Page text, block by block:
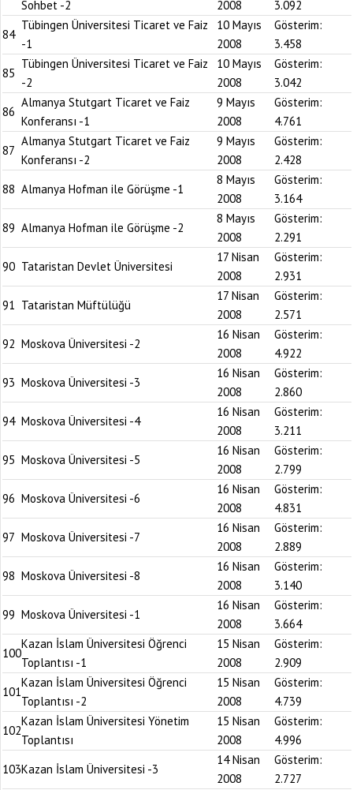
Sohbet -2 2008
3.092
84
Tübingen Üniversitesi Ticaret ve Faiz
-1
10 Mayıs
2008
Gösterim:
3.458
85
Tübingen Üniversitesi Ticaret ve Faiz
-2
10 Mayıs
2008
Gösterim:
3.042
86
Almanya Stutgart Ticaret ve Faiz
Konferansı -1
9 Mayıs
2008
Gösterim:
4.761
87
Almanya Stutgart Ticaret ve Faiz
Konferansı -2
9 Mayıs
2008
Gösterim:
2.428
88 Almanya Hofman ile Görüşme -1
8 Mayıs
2008
Gösterim:
3.164
89 Almanya Hofman ile Görüşme -2
8 Mayıs
2008
Gösterim:
2.291
90 Tataristan Devlet Üniversitesi
17 Nisan
2008
Gösterim:
2.931
91 Tataristan Müftülüğü
17 Nisan
2008
Gösterim:
2.571
92 Moskova Üniversitesi -2
16 Nisan
2008
Gösterim:
4.922
93 Moskova Üniversitesi -3
16 Nisan
2008
Gösterim:
2.860
94 Moskova Üniversitesi -4
16 Nisan
2008
Gösterim:
3.211
95 Moskova Üniversitesi -5
16 Nisan
2008
Gösterim:
2.799
96 Moskova Üniversitesi -6
16 Nisan
2008
Gösterim:
4.831
97 Moskova Üniversitesi -7
16 Nisan
2008
Gösterim:
2.889
98 Moskova Üniversitesi -8
16 Nisan
2008
Gösterim:
3.140
99 Moskova Üniversitesi -1
16 Nisan
2008
Gösterim:
3.664
100
Kazan İslam Üniversitesi Öğrenci
Toplantısı -1
15 Nisan
2008
Gösterim:
2.909
101
Kazan İslam Üniversitesi Öğrenci
Toplantısı -2
15 Nisan
2008
Gösterim:
4.739
102
Kazan İslam Üniversitesi Yönetim
Toplantısı
15 Nisan
2008
Gösterim:
4.996
103Kazan İslam Üniversitesi -3
14 Nisan
2008
Gösterim:
2.727